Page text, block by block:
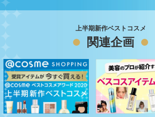
上半期新作ベストコスメ
関連企画